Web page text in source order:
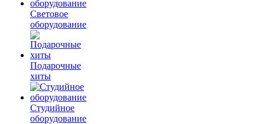
Световое
оборудование
Подарочные
хиты
Студийное
оборудование